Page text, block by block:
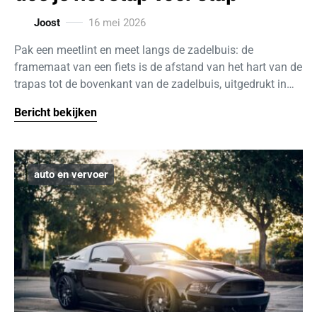
Joost 16 mei 2026
Pak een meetlint en meet langs de zadelbuis: de
framemaat van een fiets is de afstand van het hart van de
trapas tot de bovenkant van de zadelbuis, uitgedrukt in…
Bericht bekijken
auto en vervoer